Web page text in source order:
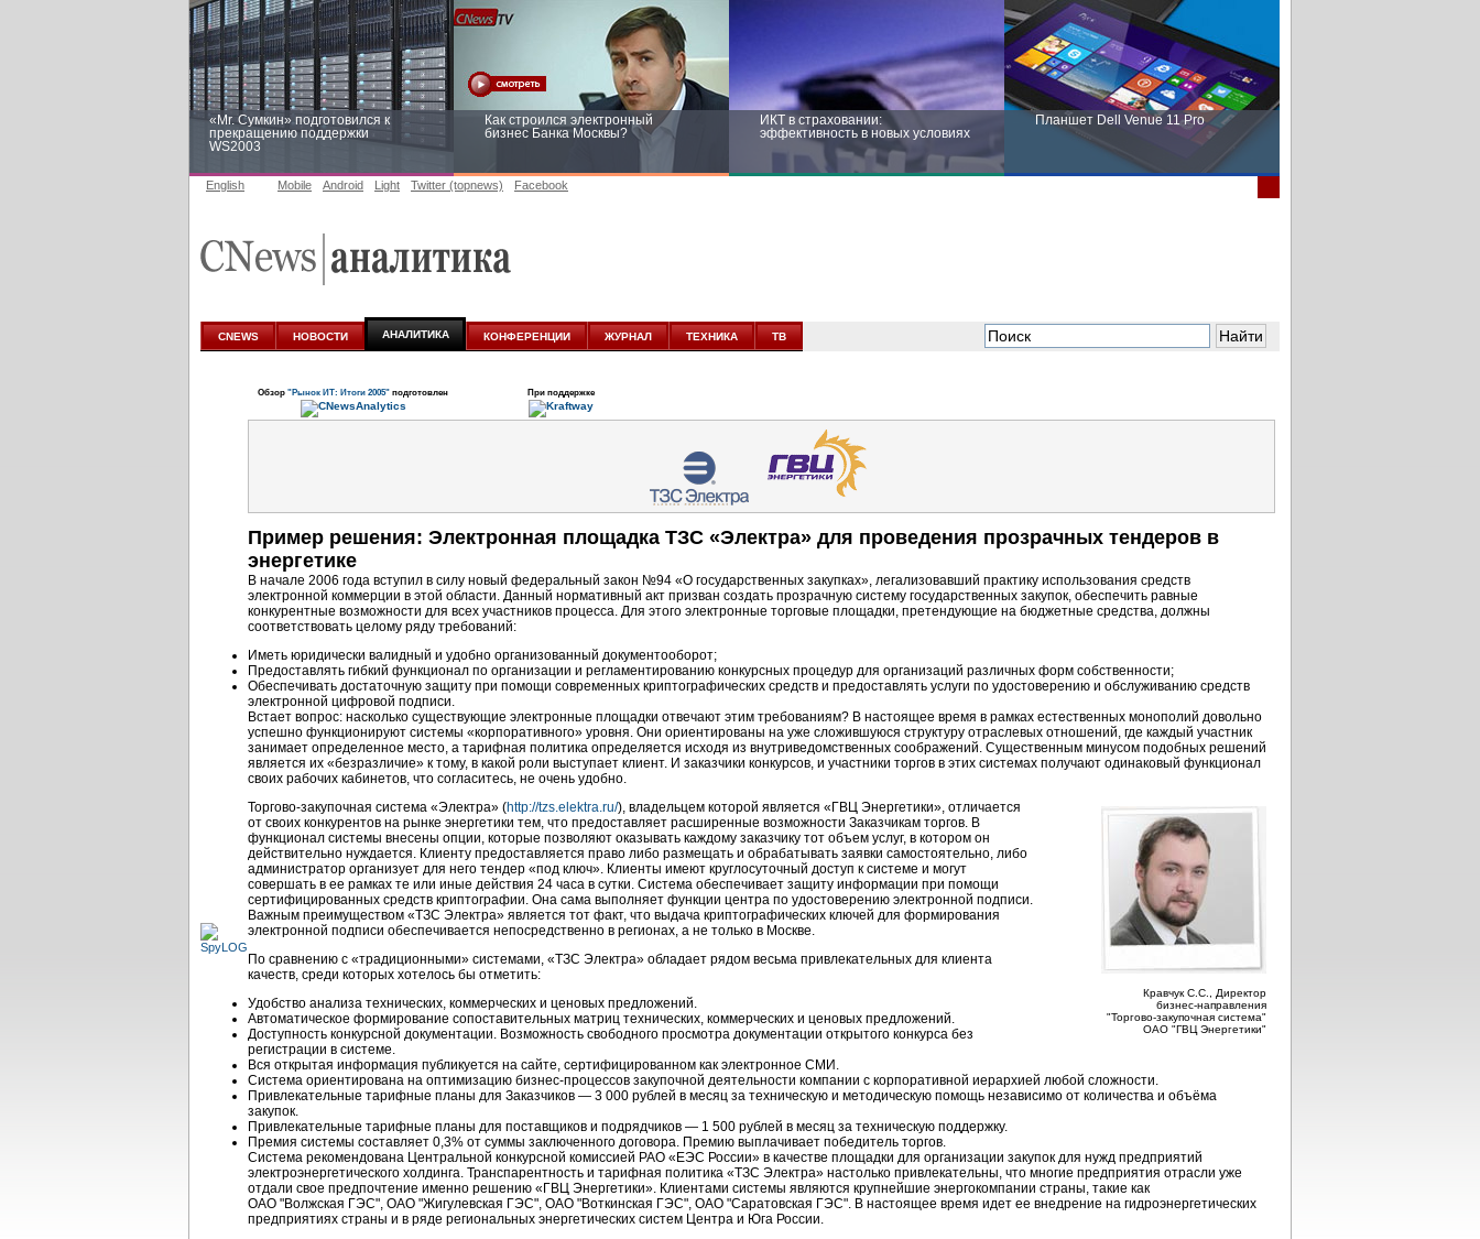
«Mr. Сумкин» подготовился к
прекращению поддержки
WS2003
Как строился электронный
бизнес Банка Москвы?
ИКТ в страховании:
эффективность в новых условиях
Планшет Dell Venue 11 Pro
аналитике
новых условиях
English Mobile Android Light Twitter (topnews) Facebook
CNEWS НОВОСТИ АНАЛИТИКА КОНФЕРЕНЦИИ ЖУРНАЛ ТЕХНИКА ТВ
Обзор "Рынок ИТ: Итоги 2005" подготовлен При поддержке
Пример решения: Электронная площадка ТЗС «Электра» для проведения прозрачных тендеров в
энергетике
В начале 2006 года вступил в силу новый федеральный закон №94 «О государственных закупках», легализовавший практику использования средств
электронной коммерции в этой области. Данный нормативный акт призван создать прозрачную систему государственных закупок, обеспечить равные
конкурентные возможности для всех участников процесса. Для этого электронные торговые площадки, претендующие на бюджетные средства, должны
соответствовать целому ряду требований:
Иметь юридически валидный и удобно организованный документооборот;
Предоставлять гибкий функционал по организации и регламентированию конкурсных процедур для организаций различных форм собственности;
Обеспечивать достаточную защиту при помощи современных криптографических средств и предоставлять услуги по удостоверению и обслуживанию средств
электронной цифровой подписи.
Встает вопрос: насколько существующие электронные площадки отвечают этим требованиям? В настоящее время в рамках естественных монополий довольно
успешно функционируют системы «корпоративного» уровня. Они ориентированы на уже сложившуюся структуру отраслевых отношений, где каждый участник
занимает определенное место, а тарифная политика определяется исходя из внутриведомственных соображений. Существенным минусом подобных решений
является их «безразличие» к тому, в какой роли выступает клиент. И заказчики конкурсов, и участники торгов в этих системах получают одинаковый функционал
своих рабочих кабинетов, что согласитесь, не очень удобно.
Кравчук С.С., Директор
бизнес-направления
"Торгово-закупочная система"
ОАО "ГВЦ Энергетики"
Торгово-закупочная система «Электра» (http://tzs.elektra.ru/), владельцем которой является «ГВЦ Энергетики», отличается
от своих конкурентов на рынке энергетики тем, что предоставляет расширенные возможности Заказчикам торгов. В
функционал системы внесены опции, которые позволяют оказывать каждому заказчику тот объем услуг, в котором он
действительно нуждается. Клиенту предоставляется право либо размещать и обрабатывать заявки самостоятельно, либо
администратор организует для него тендер «под ключ». Клиенты имеют круглосуточный доступ к системе и могут
совершать в ее рамках те или иные действия 24 часа в сутки. Система обеспечивает защиту информации при помощи
сертифицированных средств криптографии. Она сама выполняет функции центра по удостоверению электронной подписи.
Важным преимуществом «ТЗС Электра» является тот факт, что выдача криптографических ключей для формирования
электронной подписи обеспечивается непосредственно в регионах, а не только в Москве.
По сравнению с «традиционными» системами, «ТЗС Электра» обладает рядом весьма привлекательных для клиента
качеств, среди которых хотелось бы отметить:
Удобство анализа технических, коммерческих и ценовых предложений.
Автоматическое формирование сопоставительных матриц технических, коммерческих и ценовых предложений.
Доступность конкурсной документации. Возможность свободного просмотра документации открытого конкурса без
регистрации в системе.
Вся открытая информация публикуется на сайте, сертифицированном как электронное СМИ.
Система ориентирована на оптимизацию бизнес-процессов закупочной деятельности компании с корпоративной иерархией любой сложности.
Привлекательные тарифные планы для Заказчиков — 3 000 рублей в месяц за техническую и методическую помощь независимо от количества и объёма
закупок.
Привлекательные тарифные планы для поставщиков и подрядчиков — 1 500 рублей в месяц за техническую поддержку.
Премия системы составляет 0,3% от суммы заключенного договора. Премию выплачивает победитель торгов.
Система рекомендована Центральной конкурсной комиссией РАО «ЕЭС России» в качестве площадки для организации закупок для нужд предприятий
электроэнергетического холдинга. Транспарентность и тарифная политика «ТЗС Электра» настолько привлекательны, что многие предприятия отрасли уже
отдали свое предпочтение именно решению «ГВЦ Энергетики». Клиентами системы являются крупнейшие энергокомпании страны, такие как
ОАО "Волжская ГЭС", ОАО "Жигулевская ГЭС", ОАО "Воткинская ГЭС", ОАО "Саратовская ГЭС". В настоящее время идет ее внедрение на гидроэнергетических
предприятиях страны и в ряде региональных энергетических систем Центра и Юга России.